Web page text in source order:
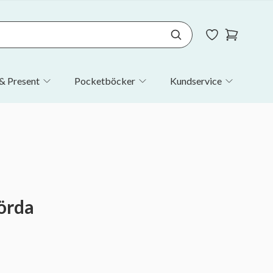
Present Pocketböcker Kundservice